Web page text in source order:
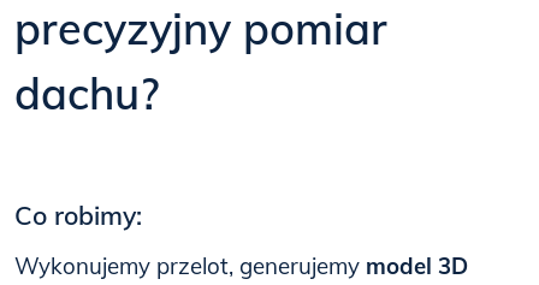
precyzyjny pomiar
dachu?
Co robimy:
Wykonujemy przelot, generujemy model 3D